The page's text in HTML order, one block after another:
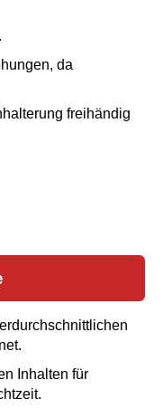
da
freihändig
Inhalten für